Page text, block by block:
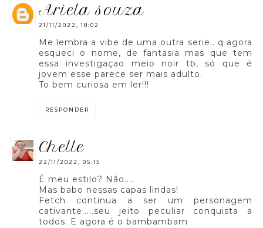
ariela souza
21/11/2022, 18:02
Me lembra a vibe de uma outra serie.. q agora
esqueci o nome, de fantasia mas que tem
essa investigaçao meio noir tb, só que é
jovem esse parece ser mais adulto.
To bem curiosa em ler!!!
RESPONDER
chelle
22/11/2022, 05:15
É meu estilo? Não....
Mas babo nessas capas lindas!
Fetch continua a ser um personagem
cativante.....seu jeito peculiar conquista a
todos. E agora é o bambambam